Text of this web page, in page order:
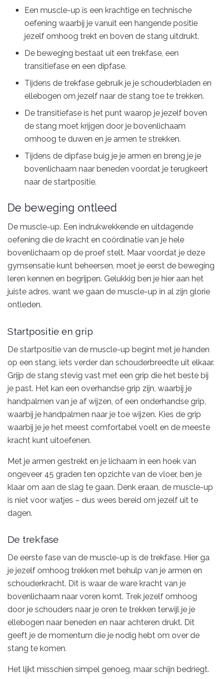
Een muscle-up is een krachtige en technische
oefening waarbij je vanuit een hangende positie
jezelf omhoog trekt en boven de stang uitdrukt.
De beweging bestaat uit een trekfase, een
transitiefase en een dipfase.
Tijdens de trekfase gebruik je je schouderbladen en
ellebogen om jezelf naar de stang toe te trekken.
De transitiefase is het punt waarop je jezelf boven
de stang moet krijgen door je bovenlichaam
omhoog te duwen en je armen te strekken.
Tijdens de dipfase buig je je armen en breng je je
bovenlichaam naar beneden voordat je terugkeert
naar de startpositie.
De beweging ontleed
De muscle-up. Een indrukwekkende en uitdagende
oefening die de kracht en coördinatie van je hele
bovenlichaam op de proef stelt. Maar voordat je deze
gymsensatie kunt beheersen, moet je eerst de beweging
leren kennen en begrijpen. Gelukkig ben je hier aan het
juiste adres, want we gaan de muscle-up in al zijn glorie
ontleden.
Startpositie en grip
De startpositie van de muscle-up begint met je handen
op een stang, iets verder dan schouderbreedte uit elkaar.
Grijp de stang stevig vast met een grip die het beste bij
je past. Het kan een overhandse grip zijn, waarbij je
handpalmen van je af wijzen, of een onderhandse grip,
waarbij je handpalmen naar je toe wijzen. Kies de grip
waarbij je je het meest comfortabel voelt en de meeste
kracht kunt uitoefenen.
Met je armen gestrekt en je lichaam in een hoek van
ongeveer 45 graden ten opzichte van de vloer, ben je
klaar om aan de slag te gaan. Denk eraan, de muscle-up
is niet voor watjes – dus wees bereid om jezelf uit te
dagen.
De trekfase
De eerste fase van de muscle-up is de trekfase. Hier ga
je jezelf omhoog trekken met behulp van je armen en
schouderkracht. Dit is waar de ware kracht van je
bovenlichaam naar voren komt. Trek jezelf omhoog
door je schouders naar je oren te trekken terwijl je je
ellebogen naar beneden en naar achteren drukt. Dit
geeft je de momentum die je nodig hebt om over de
stang te komen.
Het lijkt misschien simpel genoeg, maar schijn bedriegt.